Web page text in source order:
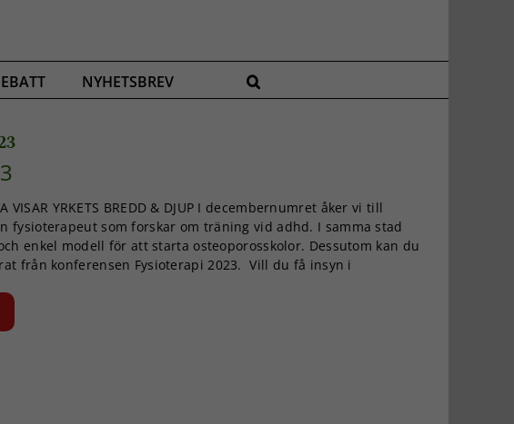
NYHETSBREV
VISAR YRKETS BREDD & DJUP I decembernumret åker vi till
fysioterapeut som forskar om träning vid adhd. I samma stad
enkel modell för att starta osteoporosskolor. Dessutom kan du
från konferensen Fysioterapi 2023. Vill du få insyn i